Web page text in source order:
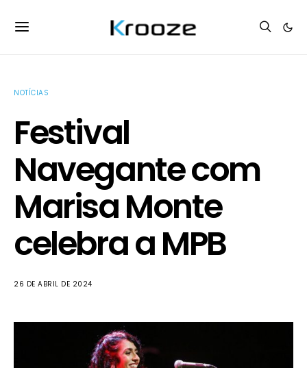
NOTÍCIAS
Festival
Navegante com
Marisa Monte
celebra a MPB
26 DE ABRIL DE 2024